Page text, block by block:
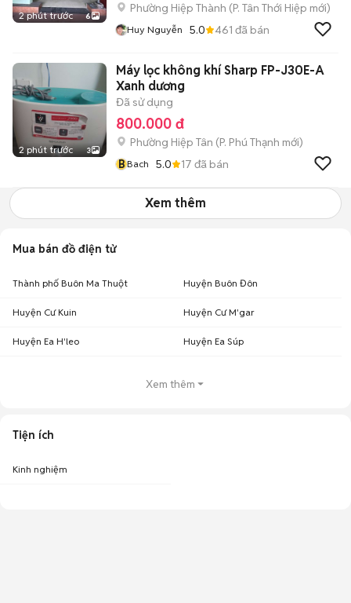
2 phút trước 6
Phường Hiệp Thành (P. Tân Thới Hiệp mới)
Huy Nguyễn 5.0 461 đã bán
2 phút trước 3
Máy lọc không khí Sharp FP-J30E-A
Xanh dương
Đã sử dụng
800.000 đ
Phường Hiệp Tân (P. Phú Thạnh mới)
BBach 5.0 17 đã bán
Xem thêm
Mua bán đồ điện tử
Thành phố Buôn Ma Thuột Huyện Buôn Đôn
Huyện Cư Kuin Huyện Cư M'gar
Huyện Ea H'leo Huyện Ea Súp
Xem thêm
Tiện ích
Kinh nghiệm